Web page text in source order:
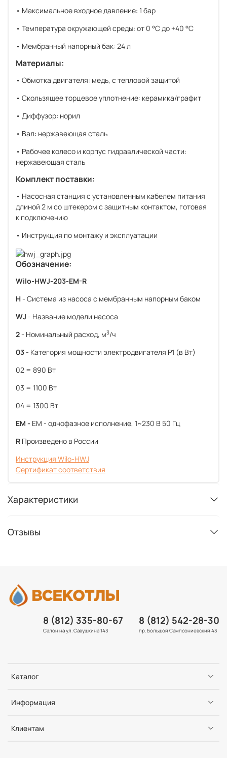
• Максимальное входное давление: 1 бар
• Температура окружающей среды: от 0 °C до +40 °C
• Мембранный напорный бак: 24 л
Материалы:
• Обмотка двигателя: медь, с тепловой защитой
• Скользящее торцевое уплотнение: керамика/графит
• Диффузор: норил
• Вал: нержавеющая сталь
• Рабочее колесо и корпус гидравлической части:
нержавеющая сталь
Комплект поставки:
• Насосная станция с установленным кабелем питания
длиной 2 м со штекером с защитным контактом, готовая
к подключению
• Инструкция по монтажу и эксплуатации
Обозначение:
Wilo-HWJ-203-EM-R
H- Система из насоса с мембранным напорным баком
WJ - Название модели насоса
2- Номинальный расход, м3/ч
03- Категория мощности электродвигателя P1 (в Вт)
02 = 890 Вт
03 = 1100 Вт
04 = 1300 Вт
EM - EM - однофазное исполнение, 1~230 В 50 Гц
R Произведено в России
Инструкция Wilo-HWJ
Сертификат соответствия
Характеристики
Отзывы
Каталог
Информация
Клиентам
8 (812) 335-80-67
Салон на ул. Савушкина 143
8 (812) 542-28-30
пр. Большой Сампсониевский 43